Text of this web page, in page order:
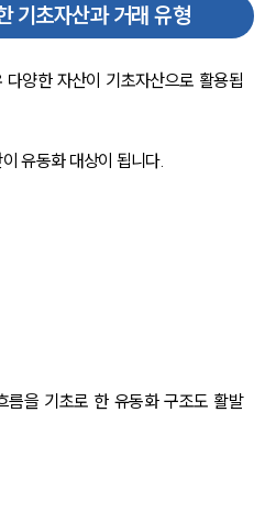
기초자산과 거래 유형
양한 자산이 기초자산으로 활용됩
유동화 대상이 됩니다.
름을 기초로 한 유동화 구조도 활발